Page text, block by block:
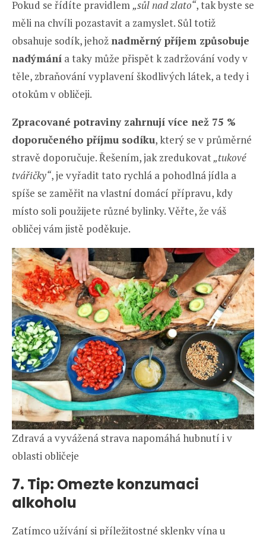
Pokud se řídíte pravidlem„sůl nad zlato“, tak byste se
měli na chvíli pozastavit a zamyslet. Sůl totiž
obsahuje sodík, jehož nadměrný příjem způsobuje
nadýmání a taky může přispět k zadržování vody v
těle, zbraňování vyplavení škodlivých látek, a tedy i
otokům v obličeji.
Zpracované potraviny zahrnují více než 75 %
doporučeného příjmu sodíku, který se v průměrné
stravě doporučuje. Řešením, jak zredukovat„tukové
tvářičky“, je vyřadit tato rychlá a pohodlná jídla a
spíše se zaměřit na vlastní domácí přípravu, kdy
místo soli použijete různé bylinky. Věřte, že váš
obličej vám jistě poděkuje.
Zdravá a vyvážená strava napomáhá hubnutí i v
oblasti obličeje
7. Tip: Omezte konzumaci
alkoholu
Zatímco užívání si příležitostné sklenky vína u